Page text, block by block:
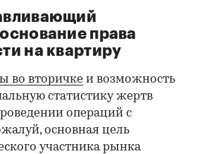
/ 00:00
права
на квартиру
во вторичке и возможность
статистику жертв
операций с
основная цель
участника рынка